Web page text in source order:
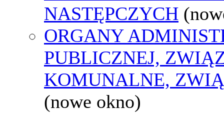
NASTĘPCZYCH
ORGANY
PUBLICZNEJ,
KOMUNALNE,
(nowe okno)